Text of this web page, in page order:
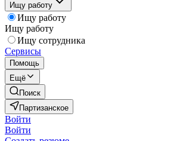
Ищу работу
Ищу работу
Ищу работу
Ищу сотрудника
Сервисы
Помощь
Ещё
Поиск
Партизанское
Войти
Войти